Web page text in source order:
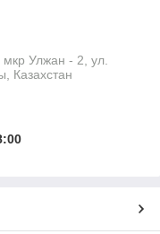
мкр Улжан - 2, ул.
Казахстан